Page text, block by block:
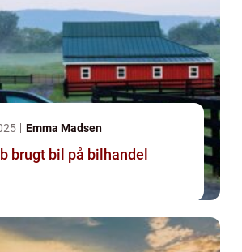
Emma Madsen
brugt bil på bilhandel